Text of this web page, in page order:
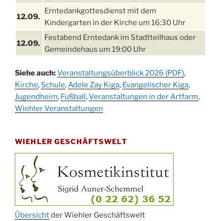
12.09.
Erntedankgottesdienst mit dem
Kindergarten in der Kirche um 16:30 Uhr
12.09.
Festabend Erntedank im Stadtteilhaus oder
Gemeindehaus um 19:00 Uhr
13.09.
Stadtteilhaus um 14:00 Uhr
19.09.
Schlagerabend im Stadtteilhaus
Drabenderhöhe
Kinderbibeltag im Ev. Gemeindehaus von 10-
12 Uhr
09.10.
Afterwork-Andacht um 18:00 Uhr in der
10.10.
Sandmännchen-Gottesdienst in der Kirche
Siehe auch:Veranstaltungsüberblick 2026 (PDF),
Kirche, Schule,Adele Zay Kiga, Evangelischer Kiga,
Jugendheim, Fußball,Veranstaltungen in der Artfarm,
Wiehler Veranstaltungen
WIEHLER GESCHÄFTSWELT
Übersichtder Wiehler Geschäftswelt